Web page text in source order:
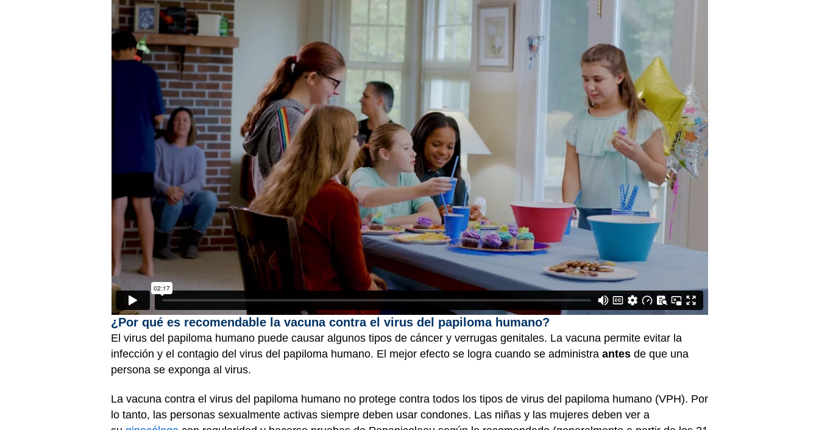
¿Por qué es recomendable la vacuna contra el virus del papiloma humano?
El virus del papiloma humano puede causar algunos tipos de cáncer y verrugas genitales. La vacuna permite evitar la
infección y el contagio del virus del papiloma humano. El mejor efecto se logra cuando se administra antes de que una
persona se exponga al virus.
La vacuna contra el virus del papiloma humano no protege contra todos los tipos de virus del papiloma humano (VPH). Por
lo tanto, las personas sexualmente activas siempre deben usar condones. Las niñas y las mujeres deben ver a